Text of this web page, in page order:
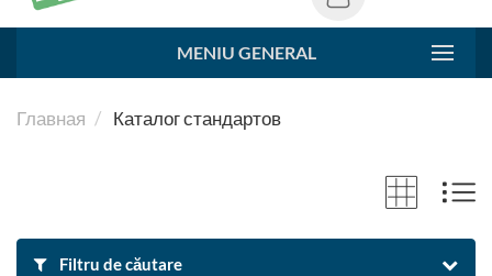
MENIU GENERAL
Главная Каталог стандартов
Filtru de căutare